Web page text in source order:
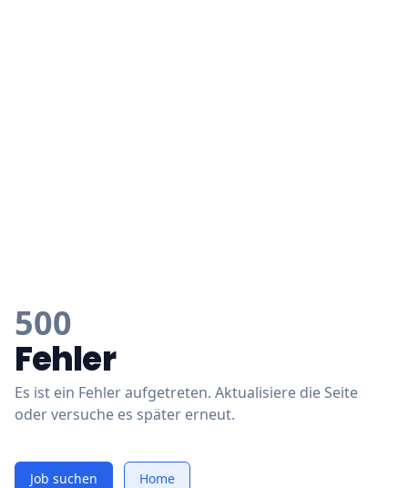
500
Fehler
Es ist ein Fehler aufgetreten. Aktualisiere die Seite
oder versuche es später erneut.
Job suchen Home